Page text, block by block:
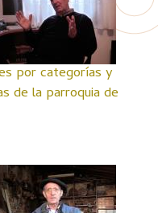
por categorías y
de la parroquia de